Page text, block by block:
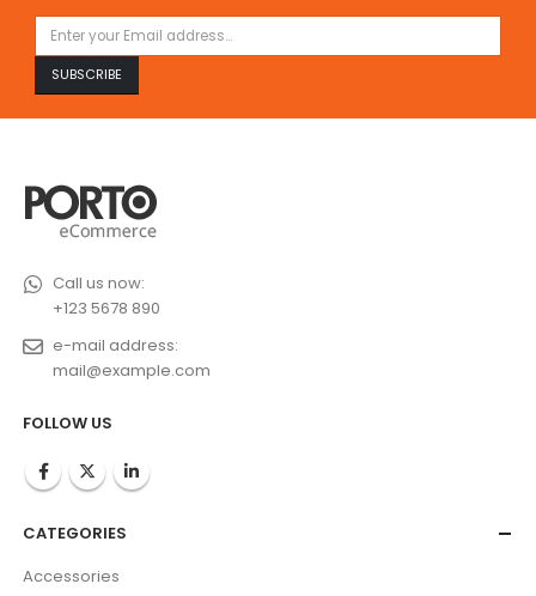
Call us now:
+123 5678 890
e-mail address:
mail@example.com
FOLLOW US
CATEGORIES
Accessories